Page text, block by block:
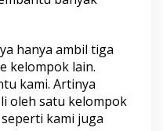
hanya ambil tiga
kelompok lain.
kami. Artinya
oleh satu kelompok
kami juga